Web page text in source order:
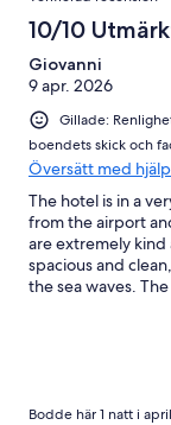
10/10
Giovanni
9 apr. 2026
Gillade:
boendets skick och
Översätt med
The hotel is in a
from the airport
are extremely
spacious and
the sea waves.
Bodde här 1 natt i